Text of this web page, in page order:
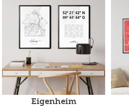
Eigenheim